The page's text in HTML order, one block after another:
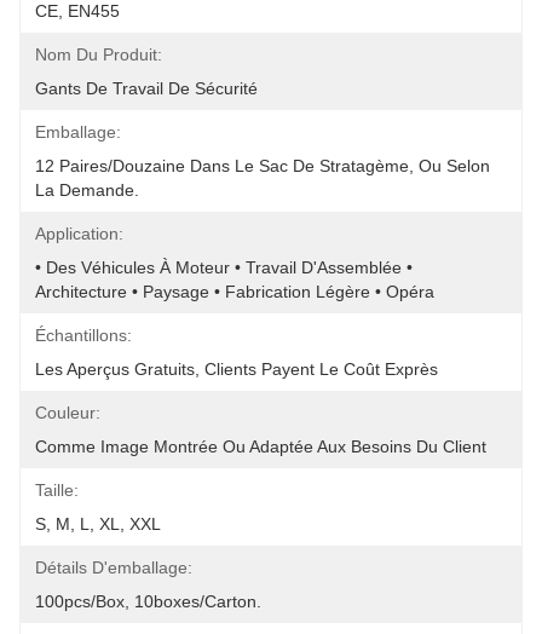
CE, EN455
Nom Du Produit:
Gants De Travail De Sécurité
Emballage:
12 Paires/douzaine Dans Le Sac De Stratagème, Ou Selon
La Demande.
Application:
• Des Véhicules À Moteur • Travail D'Assemblée •
Architecture • Paysage • Fabrication Légère • Opéra
Échantillons:
Les Aperçus Gratuits, Clients Payent Le Coût Exprès
Couleur:
Comme Image Montrée Ou Adaptée Aux Besoins Du Client
Taille:
S, M, L, XL, XXL
Détails D'emballage:
100pcs/box, 10boxes/Carton.